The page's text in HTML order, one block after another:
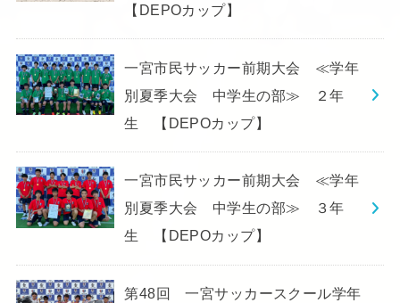
【DEPOカップ】
一宮市民サッカー前期大会 ≪学年
別夏季大会 中学生の部≫ ２年
生 【DEPOカップ】
一宮市民サッカー前期大会 ≪学年
別夏季大会 中学生の部≫ ３年
生 【DEPOカップ】
第48回 一宮サッカースクール学年